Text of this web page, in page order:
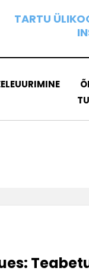
TARTU